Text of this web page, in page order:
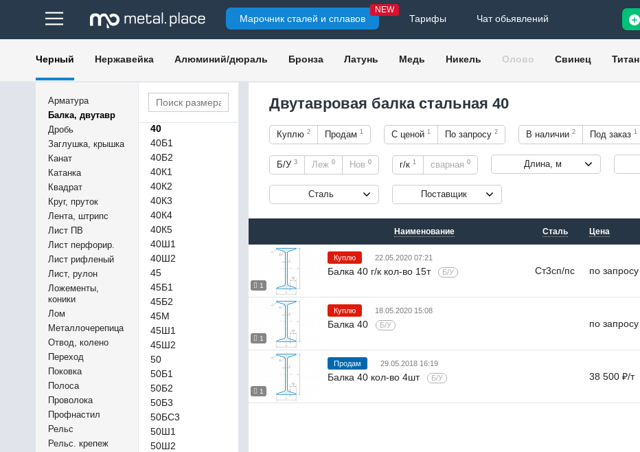
Марочник сталей и сплавов
NEW
Тарифы Чат обьявлений
Черный Нержавейка Алюминий/дюраль Бронза Латунь Медь Никель Олово Свинец Титан
Арматура
Балка, двутавр
Дробь
Заглушка, крышка
Канат
Катанка
Квадрат
Круг, пруток
Лента, штрипс
Лист ПВ
Лист перфорир.
Лист рифленый
Лист, рулон
Ложементы,
коники
Лом
Металлочерепица
Отвод, колено
Переход
Поковка
Полоса
Проволока
Профнастил
Рельс
Рельс. крепеж
35Б1
35Б2
35К1
35К2
35Ш2
36
36М
40
40Б1
40Б2
40К1
40К2
40К3
40К4
40К5
40Ш1
40Ш2
45
45Б1
45Б2
45М
45Ш1
45Ш2
50
50Б1
50Б2
50Б3
50БС3
50Ш1
50Ш2
Двутавровая балка стальная 40
Куплю 2 Продам 1 С ценой 1 По запросу 2 В наличии 2 Под заказ 1
Б/У 3 Леж 0 Нов 0 г/к 1 сварная 0 Длина, м
Сталь Поставщик
Наименование Сталь Цена
1
Куплю 22.05.2020 07:21
Балка 40 г/к кол-во 15т Б/У Ст3сп/пс по запросу
1
Куплю 18.05.2020 15:08
Балка 40 Б/У по запросу
1
Продам 29.05.2018 16:19
Балка 40 кол-во 4шт Б/У 38 500 ₽/т